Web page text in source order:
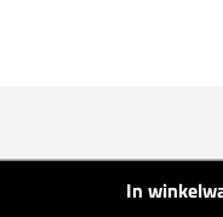
In